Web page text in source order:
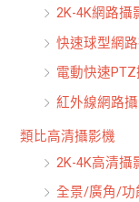
2K-4K網路攝
快速球型網
電動快速
紅外線網路
類比高清攝影機
2K-4K高清攝
全景/廣角/功